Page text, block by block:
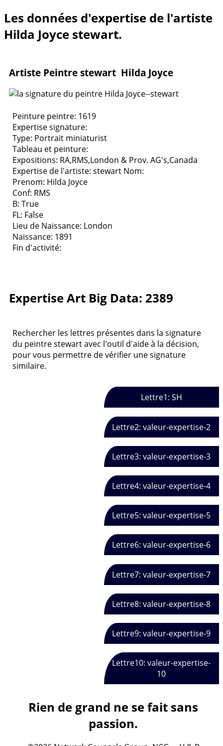
Les données d'expertise de l'artiste
Hilda Joyce stewart.
Artiste Peintre stewart Hilda Joyce
Peinture peintre: 1619
Expertise signature:
Type: Portrait miniaturist
Tableau et peinture:
Expositions: RA,RMS,London & Prov. AG's,Canada
Expertise de l'artiste: stewart Nom:
Prenom: Hilda Joyce
Conf: RMS
B: True
FL: False
Lieu de Naissance: London
Naissance: 1891
Fin d'activité:
Expertise Art Big Data: 2389
Rechercher les lettres présentes dans la signature
du peintre stewart avec l'outil d'aide à la décision,
pour vous permettre de vérifier une signature
similaire.
Lettre1: SH
Lettre2: valeur-expertise-2
Lettre3: valeur-expertise-3
Lettre4: valeur-expertise-4
Lettre5: valeur-expertise-5
Lettre6: valeur-expertise-6
Lettre7: valeur-expertise-7
Lettre8: valeur-expertise-8
Lettre9: valeur-expertise-9
Lettre10: valeur-expertise-
10
Rien de grand ne se fait sans
passion.